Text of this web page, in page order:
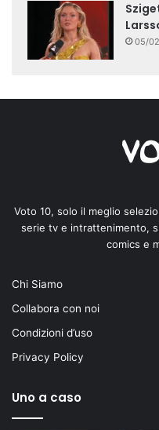
05/
Voto 10, solo il meglio
serie tv e intrattenimento,
comics e
Chi Siamo
Collabora con noi
Condizioni d’uso
Privacy Policy
Uno a caso